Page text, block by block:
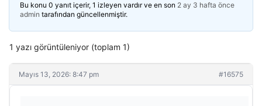
Bu konu 0 yanıt içerir, 1 izleyen vardır ve en son 2 ay 3 hafta önce
admin tarafından güncellenmiştir.
1 yazı görüntüleniyor (toplam 1)
Mayıs 13, 2026: 8:47 pm #16575